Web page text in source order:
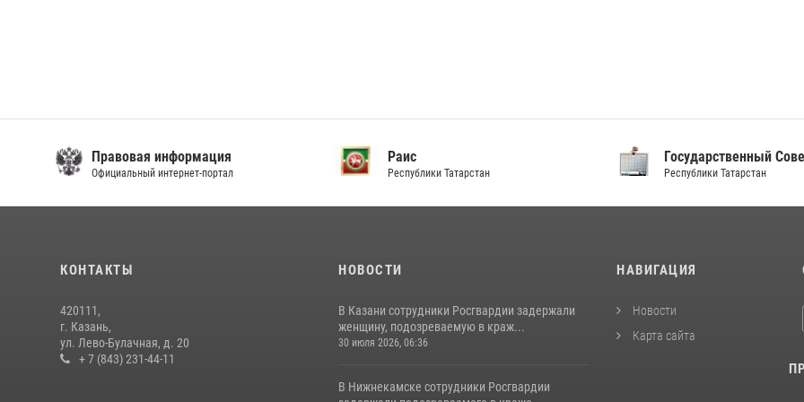
Правовая информация
Официальный интернет-портал
Раис
Республики Татарстан
Государственный
Республики Татарстан
КОНТАКТЫ
420111,
г. Казань,
ул. Лево-Булачная, д. 20
+ 7 (843) 231-44-11
НОВОСТИ
В Казани сотрудники Росгвардии задержали
женщину, подозреваемую в краж...
30 июля 2026, 06:36
В Нижнекамске сотрудники Росгвардии
НАВИГАЦИЯ
Новости
Карта сайта